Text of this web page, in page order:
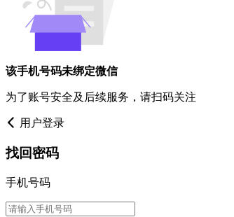
该手机号码未绑定微信
为了账号安全及后续服务，请扫码关注
用户登录
找回密码
手机号码